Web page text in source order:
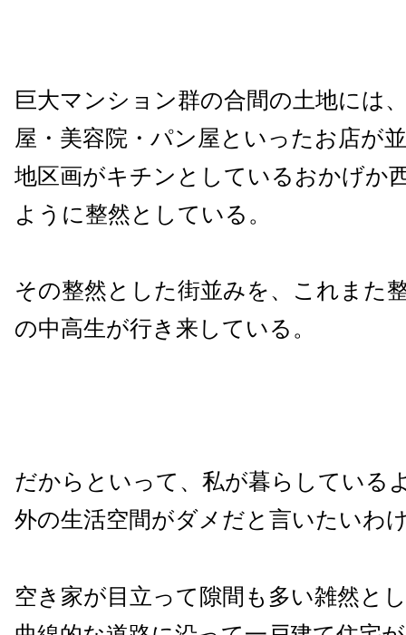
巨大マンション群の合間の土地には
屋・美容院・パン屋といったお店が
地区画がキチンとしているおかげか
ように整然としている。
その整然とした街並みを、これまた
の中高生が行き来している。
だからといって、私が暮らしている
外の生活空間がダメだと言いたいわ
空き家が目立って隙間も多い雑然と